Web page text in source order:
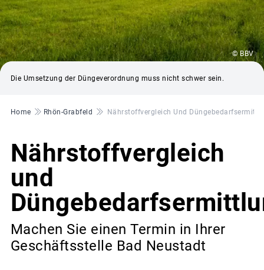
© BBV
Die Umsetzung der Düngeverordnung muss nicht schwer sein.
Pfadnavigation
Home Rhön-Grabfeld Nährstoffvergleich Und
Nährstoffvergleich
und
Machen Sie einen Termin in Ihrer
Geschäftsstelle Bad Neustadt